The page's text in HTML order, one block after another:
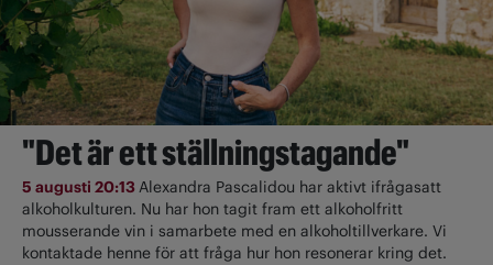
"Det är ett ställningstagande"
5 augusti 20:13Alexandra Pascalidou har aktivt ifrågasatt
alkoholkulturen. Nu har hon tagit fram ett alkoholfritt
mousserande vin i samarbete med en alkoholtillverkare. Vi
kontaktade henne för att fråga hur hon resonerar kring det.